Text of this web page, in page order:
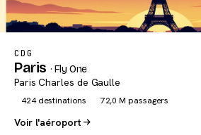
CDG
Paris · Fly One
Paris Charles de Gaulle
424 destinations 72,0 M passagers
Voir l'aéroport